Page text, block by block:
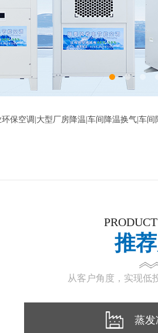
保空调|大型厂房降温|车间降温换气|车
推
从客户角度，实现低
蒸发